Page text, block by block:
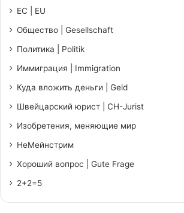
ЕС | EU
Общество | Gesellschaft
Политика | Politik
Иммиграция | Immigration
Куда вложить деньги | Geld
Швейцарский юрист | CH-Jurist
Изобретения, меняющие мир
НеМейнстрим
Хороший вопрос | Gute Frage
2+2=5